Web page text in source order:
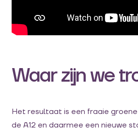
Waar zijn we
Het resultaat is een fraaie
de A12 en daarmee een nieuwe